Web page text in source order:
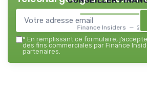
Finance Insiders —
* En remplissant ce formulaire,
des fins commerciales par Finance
partenaires.